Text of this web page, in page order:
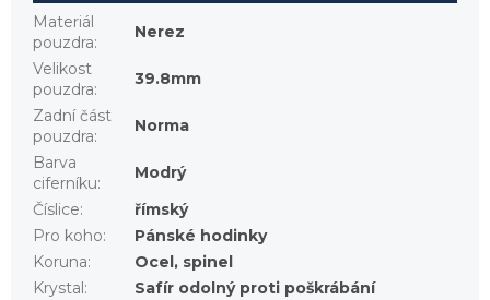
Materiál
pouzdra:
Nerez
Velikost
pouzdra:
39.8mm
Zadní část
pouzdra:
Norma
Barva
ciferníku:
Modrý
Číslice:
římský
Pro koho:
Pánské hodinky
Koruna:
Ocel, spinel
Krystal :
Safír odolný proti poškrábání